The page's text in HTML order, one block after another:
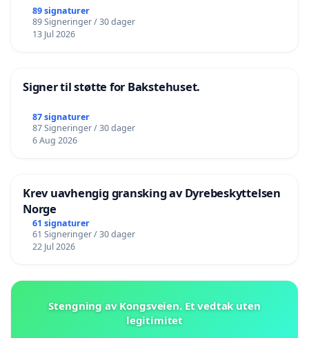
89 signaturer
89 Signeringer / 30 dager
13 Jul 2026
Signer til støtte for Bakstehuset.
87 signaturer
87 Signeringer / 30 dager
6 Aug 2026
Krev uavhengig gransking av Dyrebeskyttelsen
Norge
61 signaturer
61 Signeringer / 30 dager
22 Jul 2026
Stengning av Kongsveien. Et vedtak uten
legitimitet